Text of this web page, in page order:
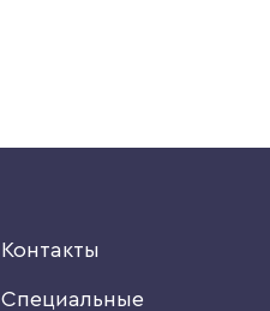
Контакты
Специальные